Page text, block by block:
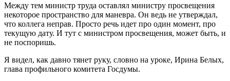
Между тем министр труда оставлял министру просвещения
некоторое пространство для маневра. Он ведь не утверждал,
что коллега неправ. Просто речь идет про один момент, про
текущую дату. И тут с министром просвещения, может быть, и
не поспоришь.
Я видел, как давно тянет руку, словно на уроке, Ирина Белых,
глава профильного комитета Госдумы.